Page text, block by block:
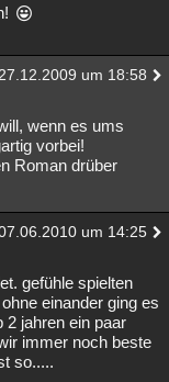
um 18:58
wenn es ums
vorbei!
Roman drüber
um 14:25
gefühle spielten
einander ging es
2 jahren ein paar
immer noch beste
so.....